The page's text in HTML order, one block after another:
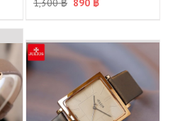
1,300฿ 890 ฿